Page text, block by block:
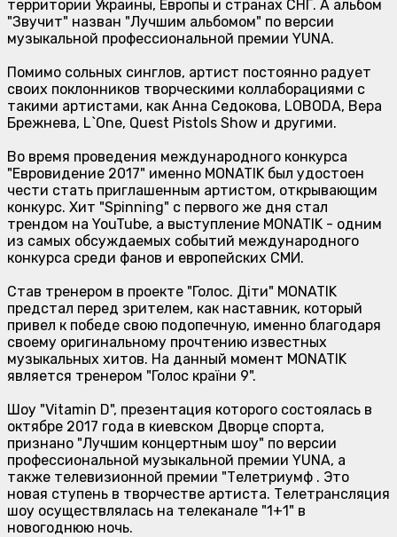
территории Украины, Европы и странах СНГ. А альбом
"Звучит" назван "Лучшим альбомом" по версии
музыкальной профессиональной премии YUNA.
Помимо сольных синглов, артист постоянно радует
своих поклонников творческими коллаборациями с
такими артистами, как Анна Седокова, LOBODA, Вера
Брежнева, L`One, Quest Pistols Show и другими.
Во время проведения международного конкурса
"Евровидение 2017" именно MONATIK был удостоен
чести стать приглашенным артистом, открывающим
конкурс. Хит "Spinning" с первого же дня стал
трендом на YouTube, а выступление MONATIK - одним
из самых обсуждаемых событий международного
конкурса среди фанов и европейских СМИ.
Став тренером в проекте "Голос. Діти" MONATIK
предстал перед зрителем, как наставник, который
привел к победе свою подопечную, именно благодаря
своему оригинальному прочтению известных
музыкальных хитов. На данный момент MONATIK
является тренером "Голос країни 9".
Шоу "Vitamin D", презентация которого состоялась в
октябре 2017 года в киевском Дворце спорта,
признано "Лучшим концертным шоу" по версии
профессиональной музыкальной премии YUNA, а
также телевизионной премии "Телетриумф . Это
новая ступень в творчестве артиста. Телетрансляция
шоу осуществлялась на телеканале "1+1" в
новогоднюю ночь.